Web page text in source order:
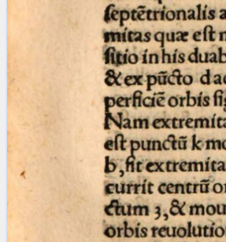
Latin Manuscripts
Latin Early Prints
Images
Texts
betaGlossary
Resources
Licenses·FAQ·Contact·
Impressum·Privacy· 2013